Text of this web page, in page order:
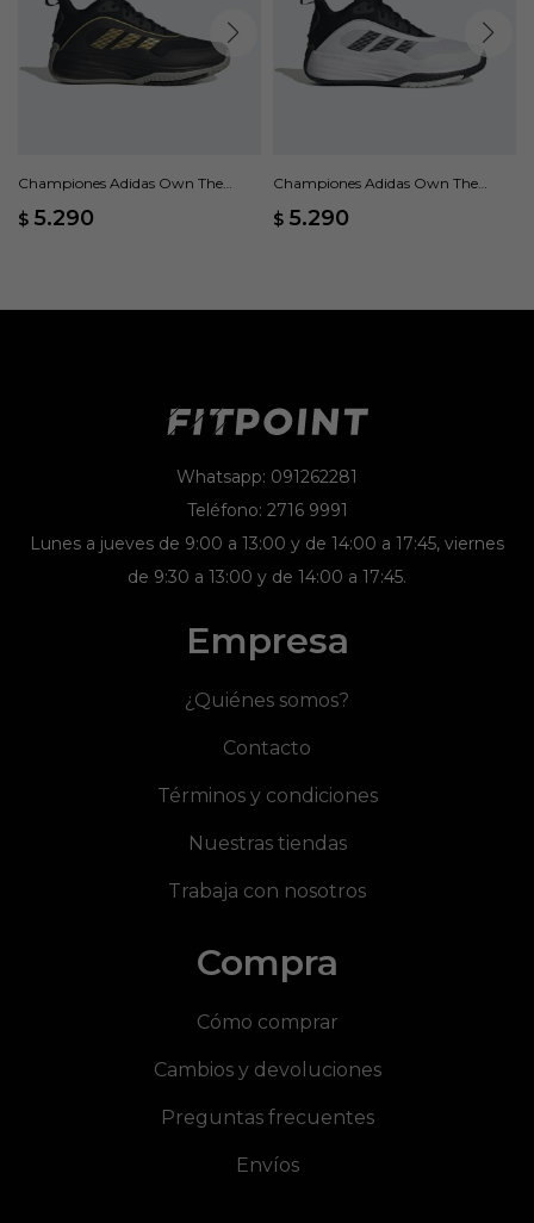
Championes Adidas Own The
$ 5.290
Championes Adidas Own The
$ 5.290
Whatsapp: 091262281
Teléfono: 2716 9991
Lunes a jueves de 9:00 a 13:00 y de 14:00 a 17:45, viernes
de 9:30 a 13:00 y de 14:00 a 17:45.
Empresa
¿Quiénes somos?
Contacto
Términos y condiciones
Nuestras tiendas
Trabaja con nosotros
Compra
Cómo comprar
Cambios y devoluciones
Preguntas frecuentes
Envíos